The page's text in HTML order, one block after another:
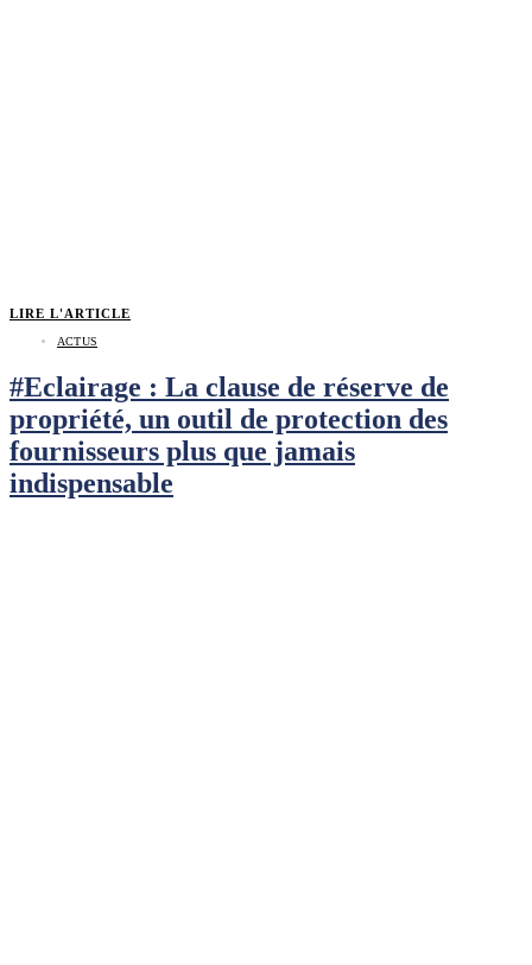
LIRE L'ARTICLE
ACTUS
#Eclairage : La clause de réserve de
propriété, un outil de protection des
fournisseurs plus que jamais
indispensable